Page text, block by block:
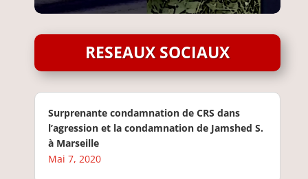
RESEAUX SOCIAUX
Surprenante condamnation de CRS dans
l’agression et la condamnation de Jamshed S.
à Marseille
Mai 7, 2020